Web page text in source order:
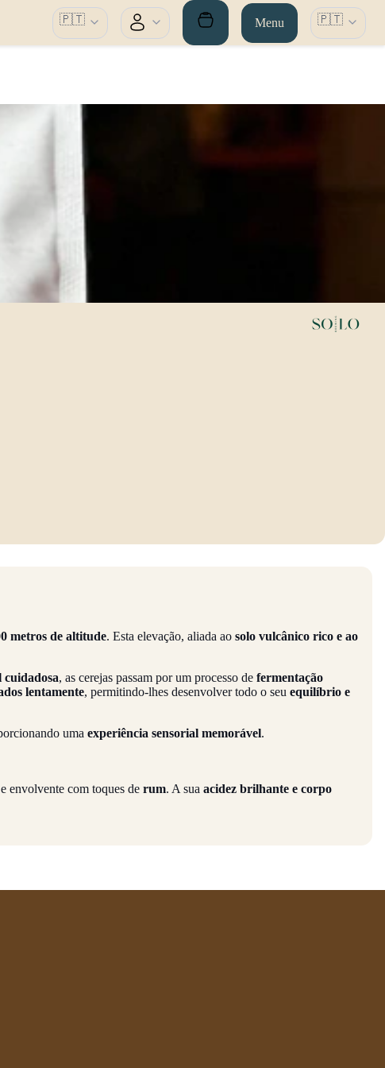
🇵🇹 Menu 🇵🇹
metros de altitude. Esta elevação, aliada ao solo vulcânico rico e ao
cuidadosa, as cerejas passam por um processo de fermentação
lentamente, permitindo-lhes desenvolver todo o seu equilíbrio e
uma experiência sensorial memorável.
envolvente com toques de rum. A sua acidez brilhante e corpo